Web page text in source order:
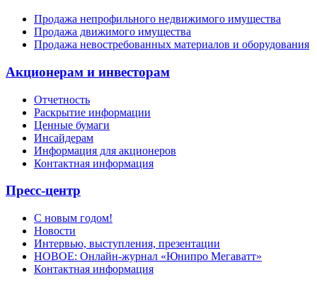
Продажа непрофильного недвижимого имущества
Продажа движимого имущества
Продажа невостребованных материалов и оборудования
Акционерам и инвесторам
Отчетность
Раскрытие информации
Ценные бумаги
Инсайдерам
Информация для акционеров
Контактная информация
Пресс-центр
С новым годом!
Новости
Интервью, выступления, презентации
НОВОЕ: Онлайн-журнал «Юнипро Мегаватт»
Контактная информация